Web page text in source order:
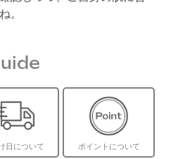
。
日について ポイントについて